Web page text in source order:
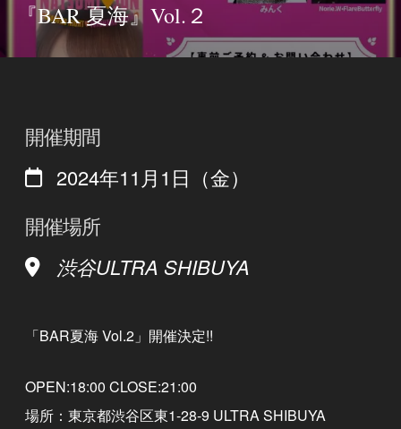
『BAR 夏海』Vol.２
開催期間
2024年11月1日（金）
開催場所
渋谷ULTRA SHIBUYA
「BAR夏海 Vol.2」開催決定!!
OPEN:18:00 CLOSE:21:00
場所：東京都渋谷区東1-28-9 ULTRA SHIBUYA